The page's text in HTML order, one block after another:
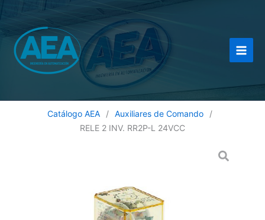
al
contenido
Catálogo AEA / Auxiliares de Comando
/
RELE 2 INV. RR2P-L 24VCC